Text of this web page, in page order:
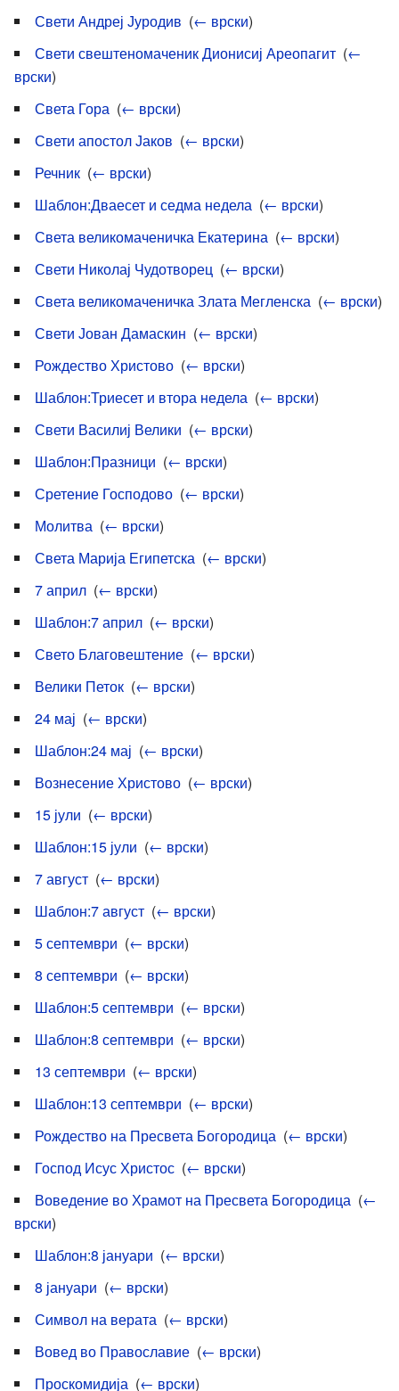
Свети Андреј Јуродив (← врски)
Свети свештеномаченик Дионисиј Ареопагит (←
врски)
Света Гора (← врски)
Свети апостол Јаков (← врски)
Речник (← врски)
Шаблон:Дваесет и седма недела (← врски)
Света великомаченичка Екатерина (← врски)
Свети Николај Чудотворец (← врски)
Света великомаченичка Злата Мегленска (← врски)
Свети Јован Дамаскин (← врски)
Рождество Христово (← врски)
Шаблон:Триесет и втора недела (← врски)
Свети Василиј Велики (← врски)
Шаблон:Празници (← врски)
Сретение Господово (← врски)
Молитва (← врски)
Света Марија Египетска (← врски)
7 април (← врски)
Шаблон:7 април (← врски)
Свето Благовештение (← врски)
Велики Петок (← врски)
24 мај (← врски)
Шаблон:24 мај (← врски)
Вознесение Христово (← врски)
15 јули (← врски)
Шаблон:15 јули (← врски)
7 август (← врски)
Шаблон:7 август (← врски)
5 септември (← врски)
8 септември (← врски)
Шаблон:5 септември (← врски)
Шаблон:8 септември (← врски)
13 септември (← врски)
Шаблон:13 септември (← врски)
Рождество на Пресвета Богородица (← врски)
Господ Исус Христос (← врски)
Воведение во Храмот на Пресвета Богородица (←
врски)
Шаблон:8 јануари (← врски)
8 јануари (← врски)
Символ на верата (← врски)
Вовед во Православие (← врски)
Проскомидија (← врски)